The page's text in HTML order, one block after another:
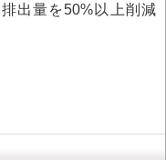
排出量を50%以上削減